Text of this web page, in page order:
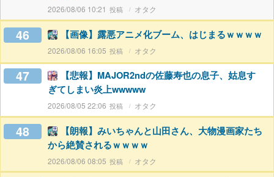
2026/08/06 10:21 オタク
46 【画像】露悪アニメ化ブーム、はじまるｗｗｗｗ
2026/08/06 16:05 オタク
47
【悲報】MAJOR2ndの佐藤寿也の息子、姑息す
ぎてしまい炎上wwwww
2026/08/05 22:06 オタク
48
【朗報】みいちゃんと山田さん、大物漫画家たち
から絶賛されるｗｗｗｗ
2026/08/06 08:05 オタク